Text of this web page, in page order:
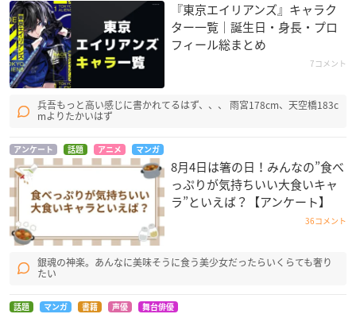
『東京エイリアンズ』キャラク
ター一覧｜誕生日・身長・プロ
フィール総まとめ
7コメント
兵吾もっと高い感じに書かれてるはず、、、 雨宮178cm、天空橋183c
mよりたかいはず
アンケート 話題 アニメ マンガ
8月4日は箸の日！みんなの”食べ
っぷりが気持ちいい大食いキャ
ラ”といえば？【アンケート】
36コメント
銀魂の神楽。あんなに美味そうに食う美少女だったらいくらても奢り
たい
話題 マンガ 書籍 声優 舞台俳優